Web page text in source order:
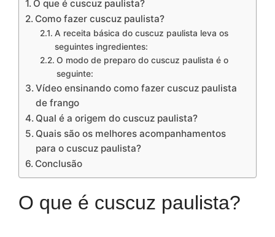
O que é cuscuz paulista?
Como fazer cuscuz paulista?
A receita básica do cuscuz paulista leva os
seguintes ingredientes:
O modo de preparo do cuscuz paulista é o
seguinte:
Vídeo ensinando como fazer cuscuz paulista
de frango
Qual é a origem do cuscuz paulista?
Quais são os melhores acompanhamentos
para o cuscuz paulista?
Conclusão
O que é cuscuz paulista?